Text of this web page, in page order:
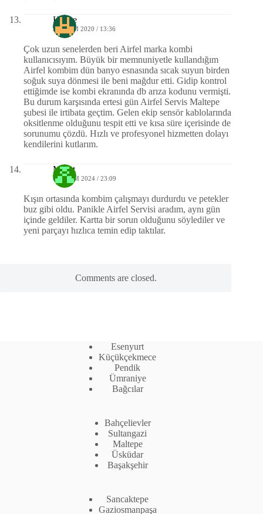
Hatice
23 EKIM 2020 / 13:36
Çok uzun senelerden beri Airfel marka kombi
kullanıcısıyım. Büyük bir memnuniyetle kullandığım
Airfel kombim dün banyo esnasında sıcak suyun birden
soğuk suya dönmesi ile beni mağdur etti. Gidip kontrol
ettiğimde ise kombi ekranında db arıza kodunu vermişti.
Bu durum karşısında ertesi gün Airfel Servis Maltepe
şubesi ile irtibata geçtim. Gelen ekip sensör kablolarında
oksitlenme olduğunu tespit etti ve kısa süre içerisinde de
sorunumu çözdü. Hızlı ve profesyonel hizmetten dolayı
kendilerini kutlarım.
Murat
6 KASIM 2024 / 23:09
Kışın ortasında kombim çalışmayı durdurdu ve petekler
buz gibi oldu. Panikle Airfel Servisi aradım, aynı gün
içinde geldiler. Kartta bir sorun olduğunu söylediler ve
yeni parçayı hızlıca temin edip taktılar.
Comments are closed.
Esenyurt
Küçükçekmece
Pendik
Ümraniye
Bağcılar
Bahçelievler
Sultangazi
Maltepe
Üsküdar
Başakşehir
Sancaktepe
Gaziosmanpaşa